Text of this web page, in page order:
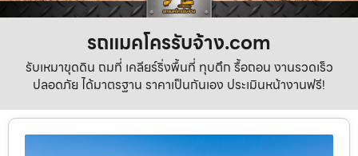
รถแมคโครรับจ้าง.com
รับเหมาขุดดิน ถมที่ เคลียร์ริ่งพื้นที่ ทุบตึก รื้อถอน งานรวดเร็ว
ปลอดภัย ได้มาตรฐาน ราคาเป็นกันเอง ประเมินหน้างานฟรี!